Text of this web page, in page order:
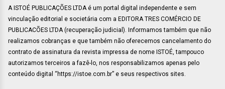
A ISTOÉ PUBLICAÇÕES LTDA é um portal digital independente e sem
vinculação editorial e societária com a EDITORA TRES COMÉRCIO DE
PUBLICACÕES LTDA (recuperação judicial). Informamos também que não
realizamos cobranças e que também não oferecemos cancelamento do
contrato de assinatura da revista impressa de nome ISTOÉ, tampouco
autorizamos terceiros a fazê-lo, nos responsabilizamos apenas pelo
conteúdo digital “https://istoe.com.br” e seus respectivos sites.